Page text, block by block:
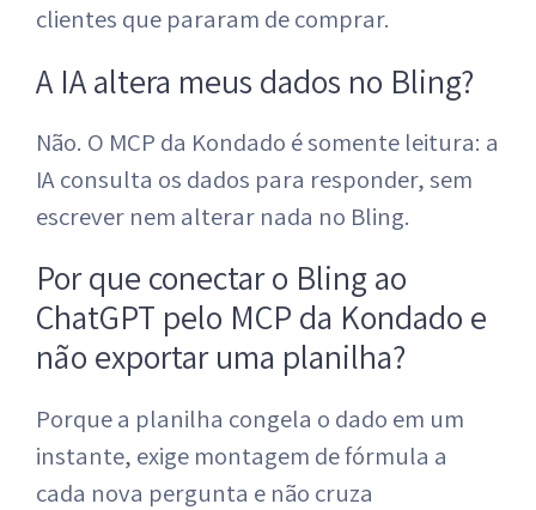
clientes que pararam de comprar.
A IA altera meus dados no Bling?
Não. O MCP da Kondado é somente leitura: a
IA consulta os dados para responder, sem
escrever nem alterar nada no Bling.
Por que conectar o Bling ao
ChatGPT pelo MCP da Kondado e
não exportar uma planilha?
Porque a planilha congela o dado em um
instante, exige montagem de fórmula a
cada nova pergunta e não cruza